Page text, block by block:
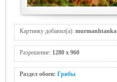
Картинку добавил(а): murmanhtanka
Разрешение: 1280 x 960
Раздел обоев: Грибы